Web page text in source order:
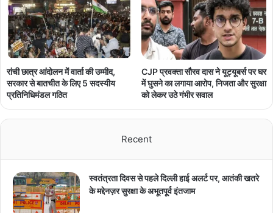
रांची छात्र आंदोलन में वार्ता की उम्मीद,
सरकार से बातचीत के लिए 5 सदस्यीय
प्रतिनिधिमंडल गठित
CJP प्रवक्ता सौरव दास ने यूट्यूबर्स पर घर
में घुसने का लगाया आरोप, निजता और सुरक्षा
को लेकर उठे गंभीर सवाल
Recent
स्वतंत्रता दिवस से पहले दिल्ली हाई अलर्ट पर, आतंकी खतरे
के मद्देनज़र सुरक्षा के अभूतपूर्व इंतजाम